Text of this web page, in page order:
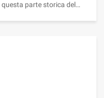
parte storica del…